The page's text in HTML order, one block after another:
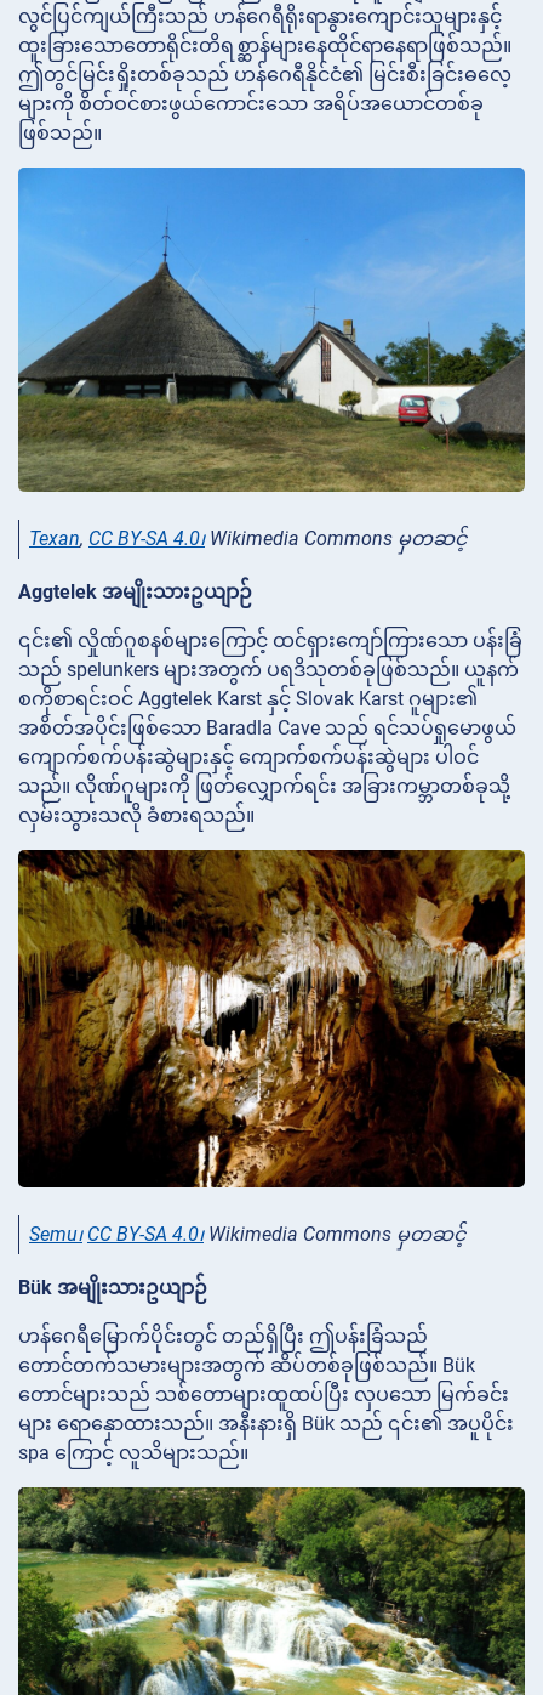
လွင်ပြင်ကျယ်ကြီးသည် ဟန်ဂေရီရိုးရာနွားကျောင်းသူများနှင့်
ထူးခြားသောတောရိုင်းတိရစ္ဆာန်များနေထိုင်ရာနေရာဖြစ်သည်။
ဤတွင်မြင်းရှိုးတစ်ခုသည် ဟန်ဂေရီနိုင်ငံ၏ မြင်းစီးခြင်းဓလေ့
များကို စိတ်ဝင်စားဖွယ်ကောင်းသော အရိပ်အယောင်တစ်ခု
ဖြစ်သည်။
Texan, CC BY-SA 4.0၊Wikimedia Commons မှတဆင့်
Aggtelek အမျိုးသားဥယျာဉ်
၎င်း၏ လှိုဏ်ဂူစနစ်များကြောင့် ထင်ရှားကျော်ကြားသော ပန်းခြံ
သည် spelunkers များအတွက် ပရဒိသုတစ်ခုဖြစ်သည်။ ယူနက်
စကိုစာရင်းဝင် Aggtelek Karst နှင့် Slovak Karst ဂူများ၏
အစိတ်အပိုင်းဖြစ်သော Baradla Cave သည် ရင်သပ်ရှုမောဖွယ်
ကျောက်စက်ပန်းဆွဲများနှင့် ကျောက်စက်ပန်းဆွဲများ ပါဝင်
သည်။ လိုဏ်ဂူများကို ဖြတ်လျှောက်ရင်း အခြားကမ္ဘာတစ်ခုသို့
လှမ်းသွားသလို ခံစားရသည်။
Semu၊ CC BY-SA 4.0၊Wikimedia Commons မှတဆင့်
Bük အမျိုးသားဥယျာဉ်
ဟန်ဂေရီမြောက်ပိုင်းတွင် တည်ရှိပြီး ဤပန်းခြံသည်
တောင်တက်သမားများအတွက် ဆိပ်တစ်ခုဖြစ်သည်။ Bük
တောင်များသည် သစ်တောများထူထပ်ပြီး လှပသော မြက်ခင်း
များ ရောနှောထားသည်။ အနီးနားရှိ Bük သည် ၎င်း၏ အပူပိုင်း
spa ကြောင့် လူသိများသည်။